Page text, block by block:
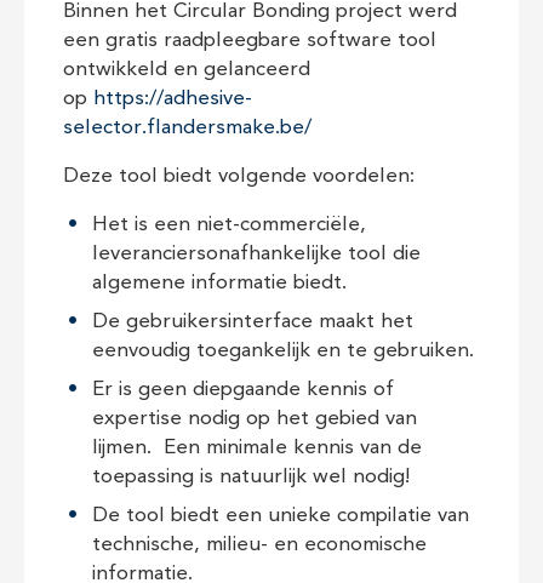
Binnen het Circular Bonding project werd
een gratis raadpleegbare software tool
ontwikkeld en gelanceerd
op https://adhesive-
selector.flandersmake.be/
Deze tool biedt volgende voordelen:
Het is een niet-commerciële,
leveranciersonafhankelijke tool die
algemene informatie biedt.
De gebruikersinterface maakt het
eenvoudig toegankelijk en te gebruiken.
Er is geen diepgaande kennis of
expertise nodig op het gebied van
lijmen. Een minimale kennis van de
toepassing is natuurlijk wel nodig!
De tool biedt een unieke compilatie van
technische, milieu- en economische
informatie.